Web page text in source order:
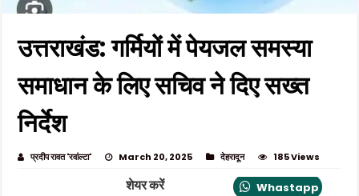
उत्तराखंड: गर्मियों में पेयजल समस्या
समाधान के लिए सचिव ने दिए सख्त
निर्देश
प्रदीप रावत 'रवांल्टा' March 20, 2025 देहरादून 185 Views
शेयर करें
Whastapp